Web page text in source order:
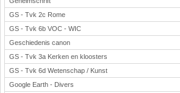
GS - Tvk 2c Rome
GS - Tvk 6b VOC - WIC
Geschiedenis canon
GS - Tvk 3a Kerken en kloosters
GS - Tvk 6d Wetenschap / Kunst
Google Earth - Divers